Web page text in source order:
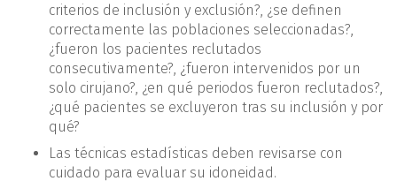
criterios de inclusión y exclusión?, ¿se definen
correctamente las poblaciones seleccionadas?,
¿fueron los pacientes reclutados
consecutivamente?, ¿fueron intervenidos por un
solo cirujano?, ¿en qué periodos fueron reclutados?,
¿qué pacientes se excluyeron tras su inclusión y por
qué?
Las técnicas estadísticas deben revisarse con
cuidado para evaluar su idoneidad.